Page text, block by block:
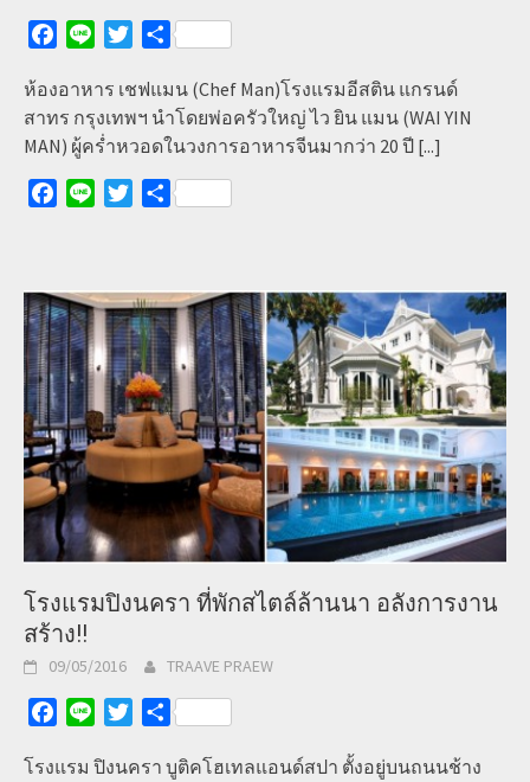
Facebook
Line TwitterShare
ห้องอาหาร เชฟแมน (Chef Man)โรงแรมอีสติน แกรนด์
สาทร กรุงเทพฯ นำโดยพ่อครัวใหญ่ ไว ยิน แมน (WAI YIN
MAN) ผู้คร่ำหวอดในวงการอาหารจีนมากว่า 20 ปี [...]
Facebook
Line TwitterShare
โรงแรมปิงนครา ที่พักสไตล์ล้านนา อลังการงาน
สร้าง!!
09/05/2016 TRAAVE PRAEW
Facebook
Line TwitterShare
โรงแรม ปิงนครา บูติคโฮเทลแอนด์สปา ตั้งอยู่บนถนนช้าง